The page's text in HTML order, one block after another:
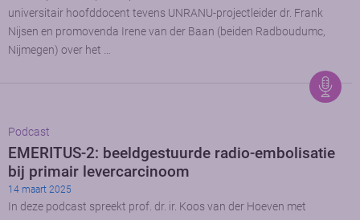
universitair hoofddocent tevens UNRANU-projectleider dr. Frank
Nijsen en promovenda Irene van der Baan (beiden Radboudumc,
Nijmegen) over het …
Podcast
EMERITUS-2: beeldgestuurde radio-embolisatie
bij primair levercarcinoom
14 maart 2025
In deze podcast spreekt prof. dr. ir. Koos van der Hoeven met